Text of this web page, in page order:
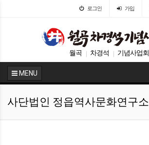
로그인 가입
월곡 | 차경석 | 기념사업회
MENU
사단법인 정읍역사문화연구소